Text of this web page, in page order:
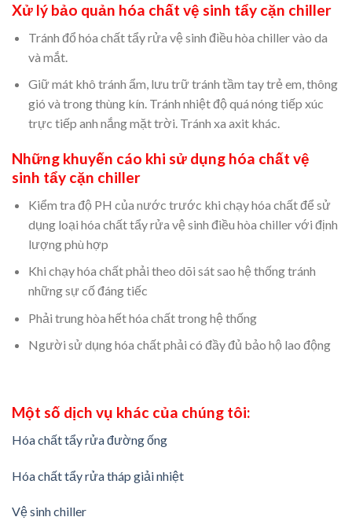
Xử lý bảo quản hóa chất vệ sinh tẩy cặn chiller
Tránh đổ hóa chất tẩy rửa vệ sinh điều hòa chiller vào da
và mắt.
Giữ mát khô tránh ẩm, lưu trữ tránh tầm tay trẻ em, thông
gió và trong thùng kín. Tránh nhiệt độ quá nóng tiếp xúc
trực tiếp anh nắng mặt trời. Tránh xa axit khác.
Những khuyến cáo khi sử dụng hóa chất vệ
sinh tẩy cặn chiller
Kiểm tra độ PH của nước trước khi chạy hóa chất để sử
dụng loại hóa chất tẩy rửa vệ sinh điều hòa chiller với định
lượng phù hợp
Khi chạy hóa chất phải theo dõi sát sao hệ thống tránh
những sự cố đáng tiếc
Phải trung hòa hết hóa chất trong hệ thống
Người sử dụng hóa chất phải có đầy đủ bảo hộ lao động
Một số dịch vụ khác của chúng tôi:
Hóa chất tẩy rửa đường ống
Hóa chất tẩy rửa tháp giải nhiệt
Vệ sinh chiller